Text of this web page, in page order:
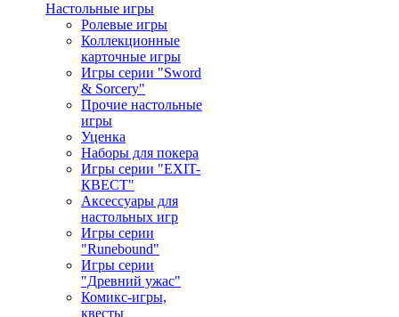
Настольные игры
Ролевые игры
Коллекционные
карточные игры
Игры серии "Sword
& Sorcery"
Прочие настольные
игры
Уценка
Наборы для покера
Игры серии "EXIT-
КВЕСТ"
Аксессуары для
настольных игр
Игры серии
"Runebound"
Игры серии
"Древний ужас"
Комикс-игры,
квесты